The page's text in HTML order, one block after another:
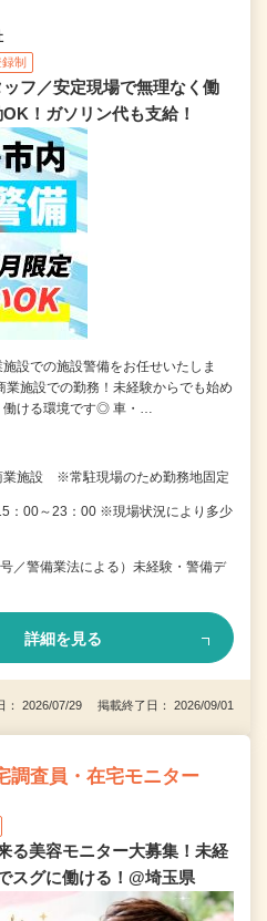
録制
フ／安定現場で無理なく働
！ガソリン代も支給！
施設での施設警備をお任せいたしま
業施設での勤務！未経験からでも始め
ける環境です◎ 車・…
業施設 ※常駐現場のため勤務地固定
：00～23：00 ※現場状況により多少
／警備業法による）未経験・警備デ
詳細を見る
： 2026/07/29 掲載終了日： 2026/09/01
調査員・在宅モニター
る美容モニター大募集！未経
スグに働ける！@埼玉県